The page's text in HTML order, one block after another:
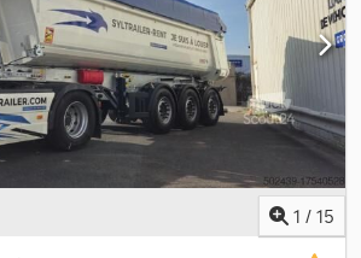
contract with MAN exists/existed
the following mileage: * 496,466 km
dual fuel tank Color: White Price on
without guarantee MAN TGX 18.510
air suspension, automatic transmission,
emissions sticker, year 07/2021 Features /
package * EfficientLine package *
(EBS) * Brake assist * Cruise control
departure warning system * LED
cleaning system * Headlight range
1 / 15